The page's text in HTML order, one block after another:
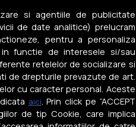
si agentiile de publicitate
de date analitice) prelucram
pentru a personaliza
functie de interesele si/sau
retelelor de socializare si
de drepturile prevazute de art.
cu caracter personal. Aceste
aici. Prin click pe “ACCEPT
de tip Cookie, care implica